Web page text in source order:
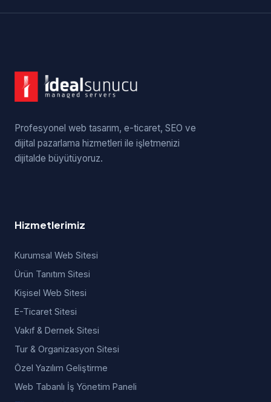
Profesyonel web tasarım, e-ticaret, SEO ve
dijital pazarlama hizmetleri ile işletmenizi
dijitalde büyütüyoruz.
Hizmetlerimiz
Kurumsal Web Sitesi
Ürün Tanıtım Sitesi
Kişisel Web Sitesi
E-Ticaret Sitesi
Vakıf & Dernek Sitesi
Tur & Organizasyon Sitesi
Özel Yazılım Geliştirme
Web Tabanlı İş Yönetim Paneli